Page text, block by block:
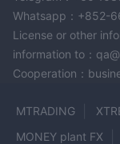
içerirSSS bölümü
onları bazı sosyal
Twitter, LinkedIn,
dırFXTmeşru?
Evet. ASIC ve
Whatsapp：+852-
License or other
information to：
Cooperation：
MTRADING
MONEY plant FX